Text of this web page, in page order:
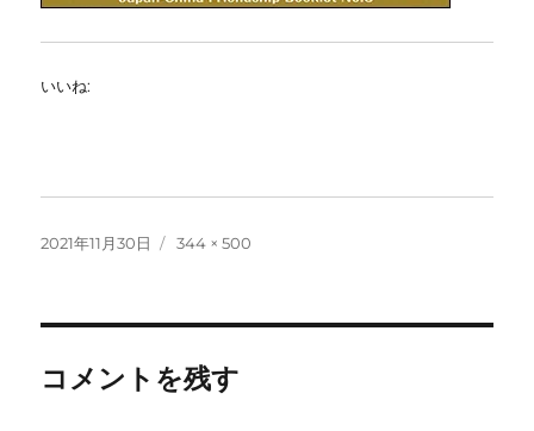
いいね:
投
2021年11月30日
フ
344 × 500
コメントを残す